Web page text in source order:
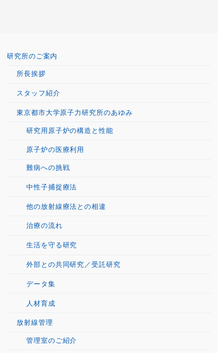
研究所のご案内
所長挨拶
スタッフ紹介
東京都市大学原子力研究所のあゆみ
研究用原子炉の構造と性能
原子炉の医療利用
難病への挑戦
中性子捕捉療法
他の放射線療法との相違
治療の流れ
生活を守る研究
外部との共同研究／受託研究
データ集
人材育成
放射線管理
管理室のご紹介